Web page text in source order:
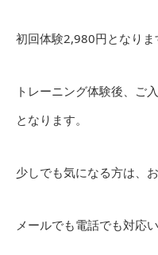
初回体験2,980円となりま
トレーニング体験後、ご
となります。
少しでも気になる方は、
メールでも電話でも対応い